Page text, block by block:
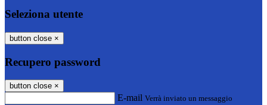
Seleziona utente
button close ×
Recupero password
button close ×
E-mail Verrà inviato un messaggio